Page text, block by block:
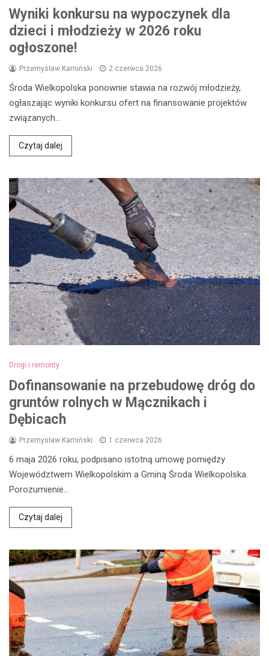
Wyniki konkursu na wypoczynek dla
dzieci i młodzieży w 2026 roku
ogłoszone!
Przemysław Kamiński 2 czerwca 2026
Środa Wielkopolska ponownie stawia na rozwój młodzieży,
ogłaszając wyniki konkursu ofert na finansowanie projektów
związanych…
Czytaj dalej
Drogi i remonty
Dofinansowanie na przebudowę dróg do
gruntów rolnych w Mącznikach i
Dębicach
Przemysław Kamiński 1 czerwca 2026
6 maja 2026 roku, podpisano istotną umowę pomiędzy
Województwem Wielkopolskim a Gminą Środa Wielkopolska.
Porozumienie…
Czytaj dalej